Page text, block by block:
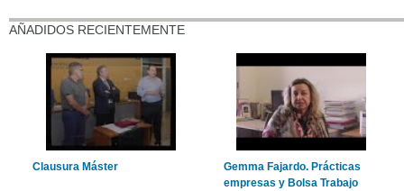
AÑADIDOS RECIENTEMENTE
Clausura Máster
Gemma Fajardo. Prácticas
empresas y Bolsa Trabajo